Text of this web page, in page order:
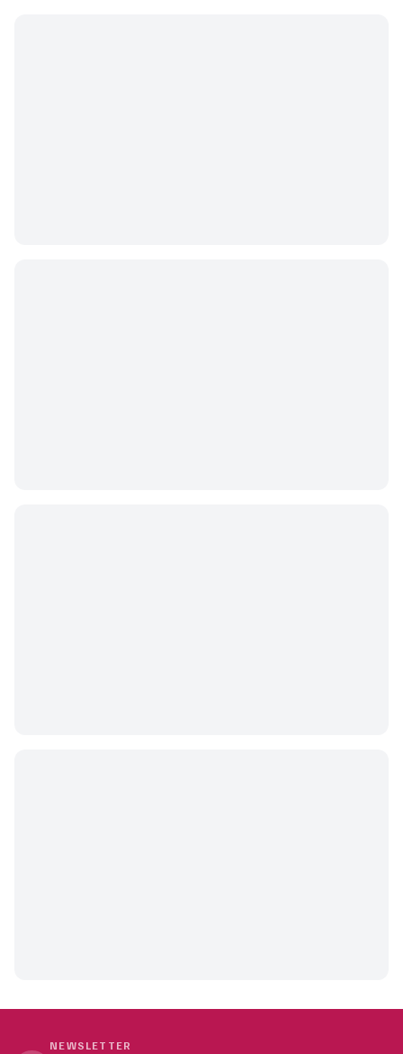
NEWSLETTER